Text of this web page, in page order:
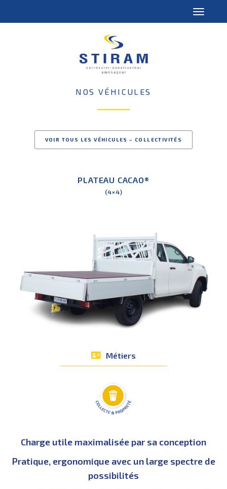
NOS VÉHICULES
VOIR TOUS LES VÉHICULES – COLLECTIVITÉS
PLATEAU CACAO®
(4×4)
Métiers
Charge utile maximalisée par sa conception
Pratique, ergonomique avec un large spectre de
possibilités